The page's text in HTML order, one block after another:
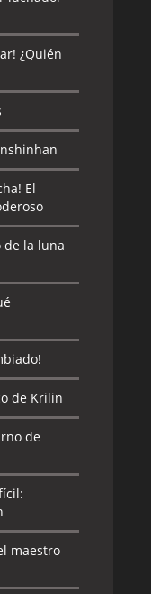
¿Quién
El
de la luna
de Krilin
de
maestro